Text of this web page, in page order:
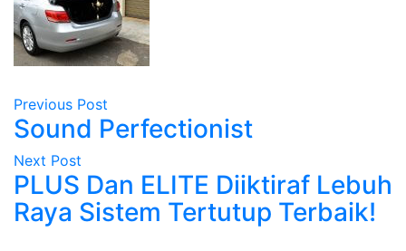
Previous Post
Sound Perfectionist
Next Post
PLUS Dan ELITE Diiktiraf Lebuh
Raya Sistem Tertutup Terbaik!